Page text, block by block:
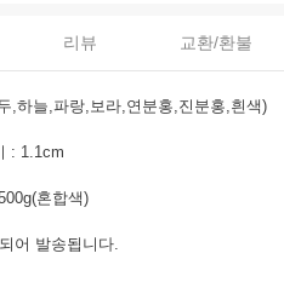
리뷰 교환/환불
,하늘,파랑,보라,연분홍,진분홍,흰색)
: 1.1cm
혼합색)
어 발송됩니다.